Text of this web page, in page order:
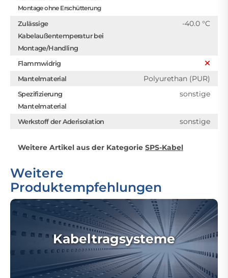
Montage ohne Erschütterung
Zulässige
Kabelaußentemperatur bei
Montage/Handling
-40.0 °C
Flammwidrig
Mantelmaterial
Polyurethan (PUR)
Spezifizierung
Mantelmaterial
sonstige
Werkstoff der Aderisolation sonstige
Weitere Artikel aus der Kategorie SPS-Kabel
Weitere
Produktempfehlungen
Kabeltragsysteme